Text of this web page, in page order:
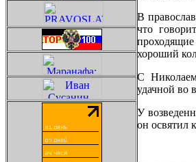
В
что
хороший
С
удачной во
У
он освятил